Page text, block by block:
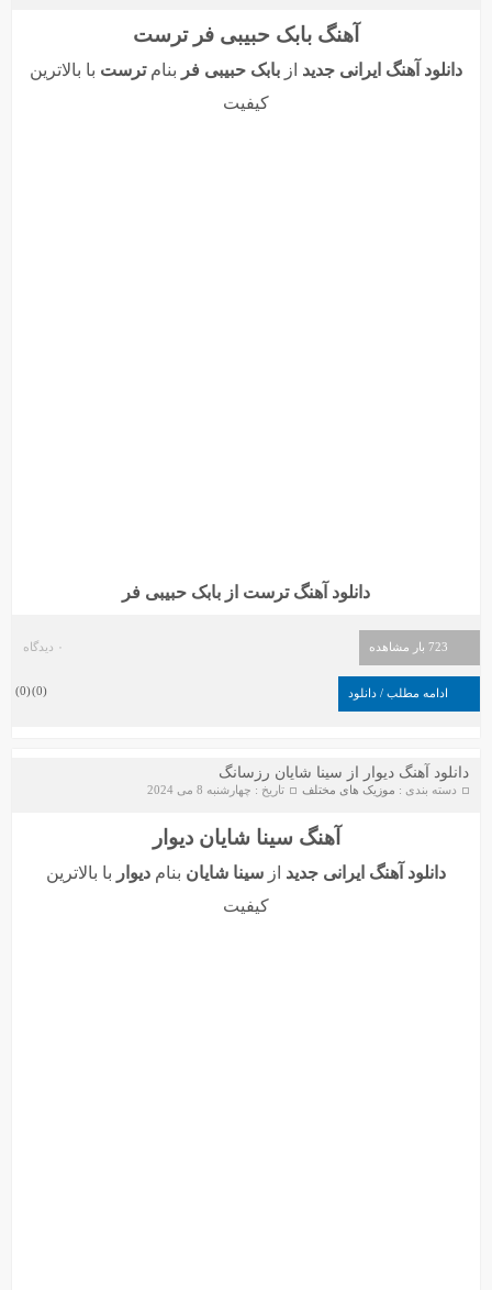
آهنگ بابک حبیبی فر ترست
دانلود آهنگ ایرانی جدید از بابک حبیبی فر بنام ترست با بالاترین
کیفیت
دانلود آهنگ ترست از بابک حبیبی فر
723 بار مشاهده ۰ دیدگاه
ادامه مطلب / دانلود (
0
)
(
0
)
دانلود آهنگ دیوار از سینا شایان رزسانگ
دسته بندی : موزیک های مختلف تاریخ : چهارشنبه 8 می 2024
آهنگ سینا شایان دیوار
دانلود آهنگ ایرانی جدید از سینا شایان بنام دیوار با بالاترین
کیفیت